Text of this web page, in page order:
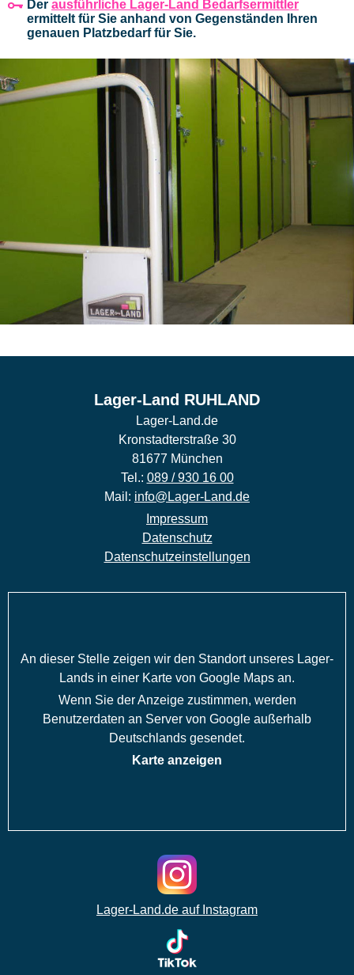
Der ausführliche Lager-Land Bedarfsermittler
ermittelt für Sie anhand von Gegenständen Ihren
genauen Platzbedarf für Sie.
Lager-Land RUHLAND
Lager-Land.de
Kronstadterstraße 30
81677 München
Tel.: 089 / 930 16 00
Mail: info@Lager-Land.de
Impressum
Datenschutz
Datenschutzeinstellungen
An dieser Stelle zeigen wir den Standort unseres Lager-
Lands in einer Karte von Google Maps an.
Wenn Sie der Anzeige zustimmen, werden
Benutzerdaten an Server von Google außerhalb
Deutschlands gesendet.
Karte anzeigen
Lager-Land.de auf Instagram